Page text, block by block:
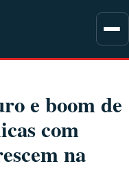
e boom de
com
na